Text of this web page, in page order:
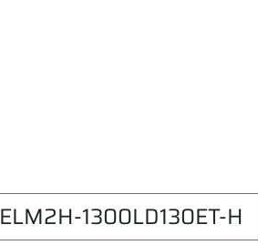
ELM2H-1300LD130ET-H